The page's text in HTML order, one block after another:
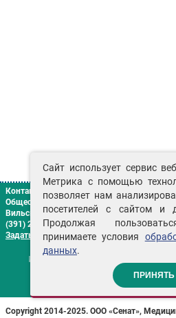
Контакты
Общество с ограниченной
Вильского, д. 16 «Г»
(391) 2-906-306
Задать вопрос
ИМЕЮТСЯ
КОНСУЛЬТАЦИЯ
Copyright 2014-2025. ООО «Сенат»,
Сайт использует сервис
Метрика с помощью
позволяет нам
посетителей с сайтом и
Продолжая
принимаете условия
данных.
ПРИНЯТЬ